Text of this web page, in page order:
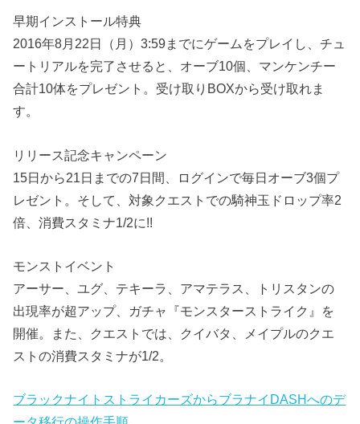
早期インストール特典
2016年8月22日（月）3:59までにゲームをプレイし、チュ
ートリアルを完了させると、オーブ10個、マンケンチー
合計10体をプレゼント。受け取りBOXから受け取れま
す。
リリース記念キャンペーン
15日から21日までの7日間、ログインで毎日オーブ3個プ
レゼント。そして、対象クエストでの騎神玉ドロップ率2
倍、消費スタミナ1/2に!!
モンストイベント
アーサー、ユグ、テキーラ、アマテラス、トリスタンの
出現率が超アップ、ガチャ『モンスターストライク』を
開催。また、クエストでは、クイバタ、メイプルのクエ
ストの消費スタミナが1/2。
ブラックナイトストライカーズからブラナイDASHへのデ